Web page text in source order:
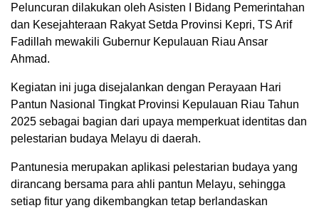
Peluncuran dilakukan oleh Asisten I Bidang Pemerintahan
dan Kesejahteraan Rakyat Setda Provinsi Kepri, TS Arif
Fadillah mewakili Gubernur Kepulauan Riau Ansar
Ahmad.
Kegiatan ini juga disejalankan dengan Perayaan Hari
Pantun Nasional Tingkat Provinsi Kepulauan Riau Tahun
2025 sebagai bagian dari upaya memperkuat identitas dan
pelestarian budaya Melayu di daerah.
Pantunesia merupakan aplikasi pelestarian budaya yang
dirancang bersama para ahli pantun Melayu, sehingga
setiap fitur yang dikembangkan tetap berlandaskan